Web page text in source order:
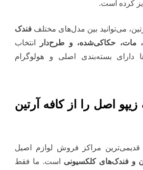
کرده است.
می‌توانید بین مدل‌های مختلف فندک
مات، حکاکی‌شده، و طرح‌دار
انتخاب
دارای بسته‌بندی اصلی و هولوگرام
اصل را از کافه آرتین
قدیمی‌ترین مراکز فروش لوازم اصیل
و فندک‌های کلکسیونی است. ما فقط